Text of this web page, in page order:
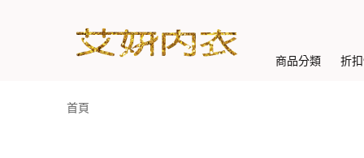
商品分類 折
首頁